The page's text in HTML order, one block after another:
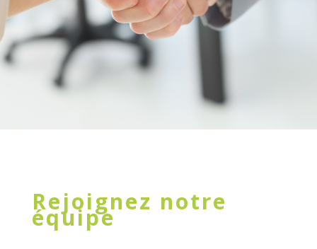
Rejoignez notre
équipe